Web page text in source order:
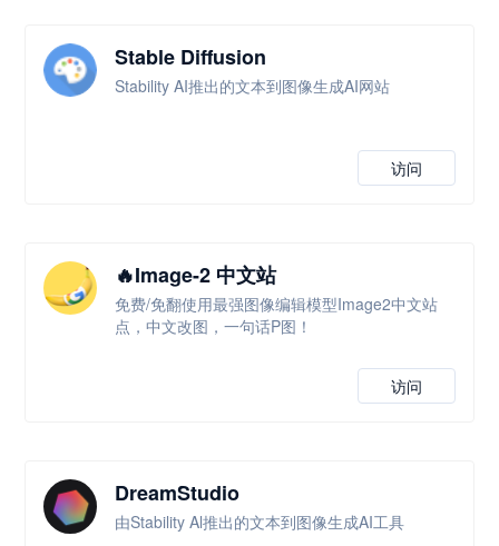
Stable Diffusion
Stability AI推出的文本到图像生成AI网站
访问
🔥Image-2 中文站
免费/免翻使用最强图像编辑模型Image2中文站
点，中文改图，一句话P图！
访问
DreamStudio
由Stability Al推出的文本到图像生成AI工具